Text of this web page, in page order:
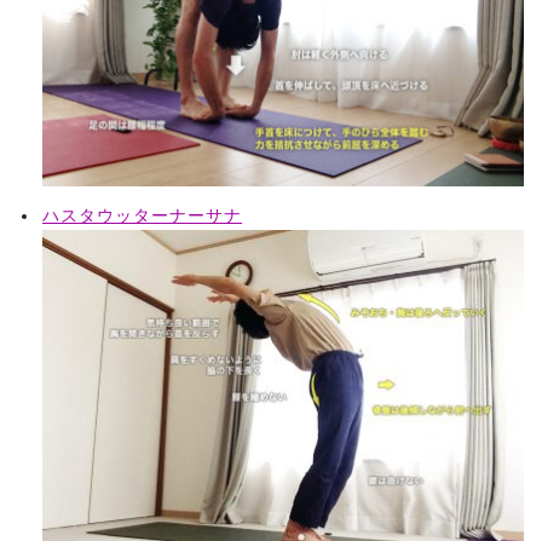
ハスタウッターナーサナ